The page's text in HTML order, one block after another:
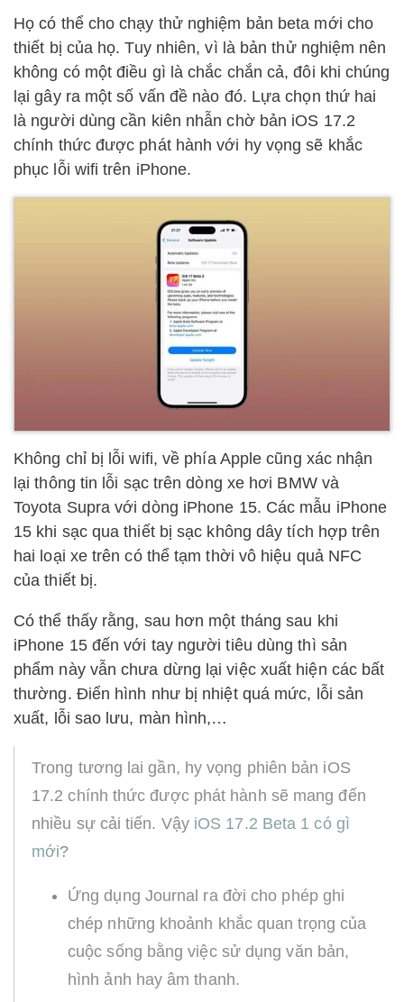
Họ có thể cho chạy thử nghiệm bản beta mới cho
thiết bị của họ. Tuy nhiên, vì là bản thử nghiệm nên
không có một điều gì là chắc chắn cả, đôi khi chúng
lại gây ra một số vấn đề nào đó. Lựa chọn thứ hai
là người dùng cần kiên nhẫn chờ bản iOS 17.2
chính thức được phát hành với hy vọng sẽ khắc
phục lỗi wifi trên iPhone.
Không chỉ bị lỗi wifi, về phía Apple cũng xác nhận
lại thông tin lỗi sạc trên dòng xe hơi BMW và
Toyota Supra với dòng iPhone 15. Các mẫu iPhone
15 khi sạc qua thiết bị sạc không dây tích hợp trên
hai loại xe trên có thể tạm thời vô hiệu quả NFC
của thiết bị.
Có thể thấy rằng, sau hơn một tháng sau khi
iPhone 15 đến với tay người tiêu dùng thì sản
phẩm này vẫn chưa dừng lại việc xuất hiện các bất
thường. Điển hình như bị nhiệt quá mức, lỗi sản
xuất, lỗi sao lưu, màn hình,…
Trong tương lai gần, hy vọng phiên bản iOS
17.2 chính thức được phát hành sẽ mang đến
nhiều sự cải tiến. Vậy iOS 17.2 Beta 1 có gì
mới?
Ứng dụng Journal ra đời cho phép ghi
chép những khoảnh khắc quan trọng của
cuộc sống bằng việc sử dụng văn bản,
hình ảnh hay âm thanh.